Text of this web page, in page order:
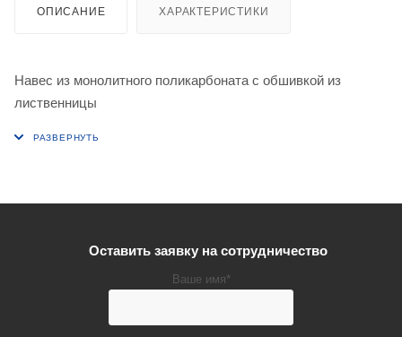
ОПИСАНИЕ ХАРАКТЕРИСТИКИ
Навес из монолитного поликарбоната с обшивкой из
лиственницы
Оставить заявку на сотрудничество
Ваше имя*